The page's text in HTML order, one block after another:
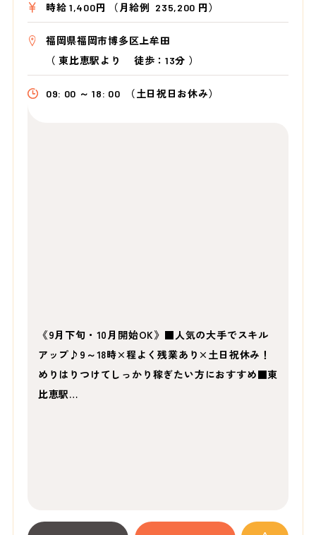
時給 1,400円 （月給例 235,200 円）
福岡県福岡市博多区上牟田
（東比恵駅より 徒歩：13分 ）
09: 00 ～ 18: 00 （土日祝日お休み）
《9月下旬・10月開始OK》■人気の大手でスキル
アップ♪9～18時×程よく残業あり×土日祝休み！
めりはりつけてしっかり稼ぎたい方におすすめ■東
比恵駅…